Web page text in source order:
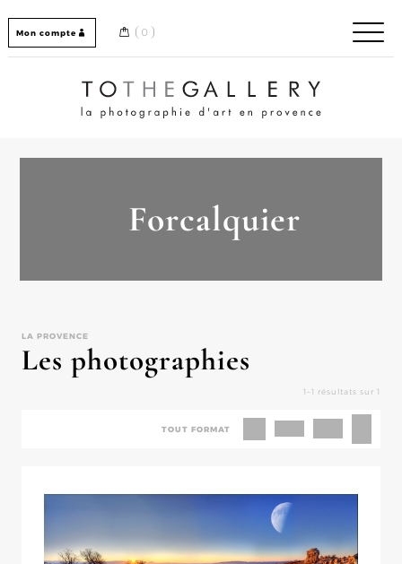
Mon compte 0
Home / Accueil
Forcalquier
LA PROVENCE
Les photographies
1–1 résultats sur 1
TOUT FORMAT